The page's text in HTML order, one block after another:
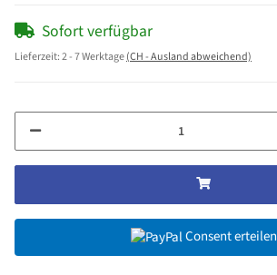
Sofort verfügbar
Lieferzeit:2 - 7 Werktage(CH - Ausland abweichend)
Consent erteilen